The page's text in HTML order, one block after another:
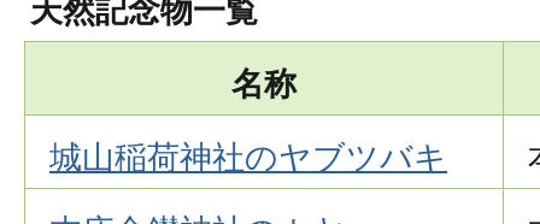
天然記念物一覧
名称
城山稲荷神社のヤブツバキ